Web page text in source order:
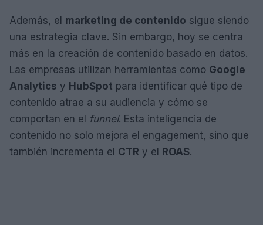
Además, el marketing de contenido sigue siendo
una estrategia clave. Sin embargo, hoy se centra
más en la creación de contenido basado en datos.
Las empresas utilizan herramientas como Google
Analytics y HubSpot para identificar qué tipo de
contenido atrae a su audiencia y cómo se
comportan en el funnel. Esta inteligencia de
contenido no solo mejora el engagement, sino que
también incrementa el CTR y el ROAS.